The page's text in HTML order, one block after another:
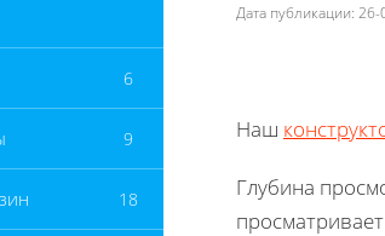
6
9
18
Дата публикации:
Наш
Глубина